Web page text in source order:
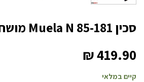
סכין Muela N 85-181 מושחם
₪419.90
קיים במלאי